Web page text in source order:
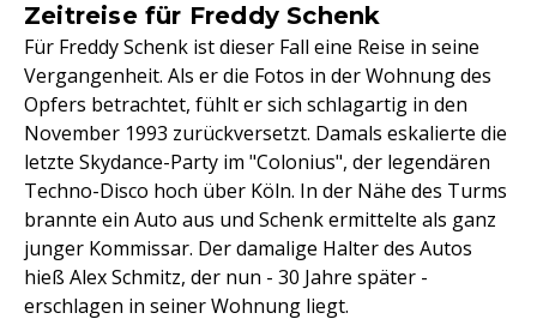
Zeitreise für Freddy Schenk
Für Freddy Schenk ist dieser Fall eine Reise in seine
Vergangenheit. Als er die Fotos in der Wohnung des
Opfers betrachtet, fühlt er sich schlagartig in den
November 1993 zurückversetzt. Damals eskalierte die
letzte Skydance-Party im "Colonius", der legendären
Techno-Disco hoch über Köln. In der Nähe des Turms
brannte ein Auto aus und Schenk ermittelte als ganz
junger Kommissar. Der damalige Halter des Autos
hieß Alex Schmitz, der nun - 30 Jahre später -
erschlagen in seiner Wohnung liegt.